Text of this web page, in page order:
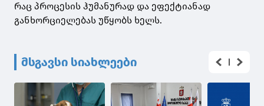
რაც პროცესის ჰუმანურად და ეფექტიანად
განხორციელებას უწყობს ხელს.
მსგავსი სიახლეები